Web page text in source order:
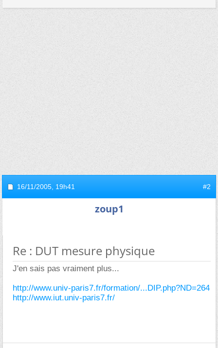
16/11/2005, 19h41 #2
zoup1
Re : DUT mesure physique
J'en sais pas vraiment plus...
http://www.univ-paris7.fr/formation/...DIP.php?ND=264
http://www.iut.univ-paris7.fr/